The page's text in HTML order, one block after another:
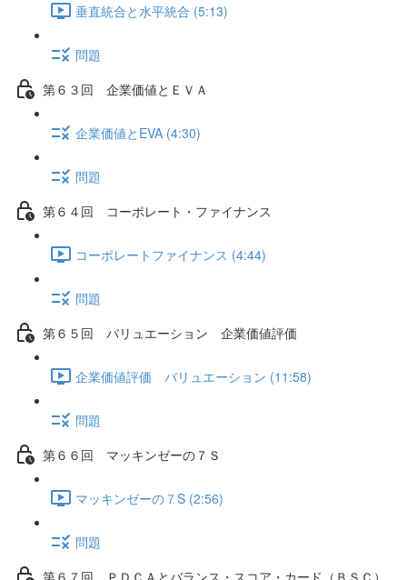
垂直統合と水平統合 (5:13)
問題
第６３回 企業価値とＥＶＡ
企業価値とEVA (4:30)
問題
第６４回 コーポレート・ファイナンス
コーポレートファイナンス (4:44)
問題
第６５回 バリュエーション 企業価値評価
企業価値評価 バリュエーション (11:58)
問題
第６６回 マッキンゼーの７Ｓ
マッキンゼーの７S (2:56)
問題
第６７回 ＰＤＣＡとバランス・スコア・カード（ＢＳＣ）